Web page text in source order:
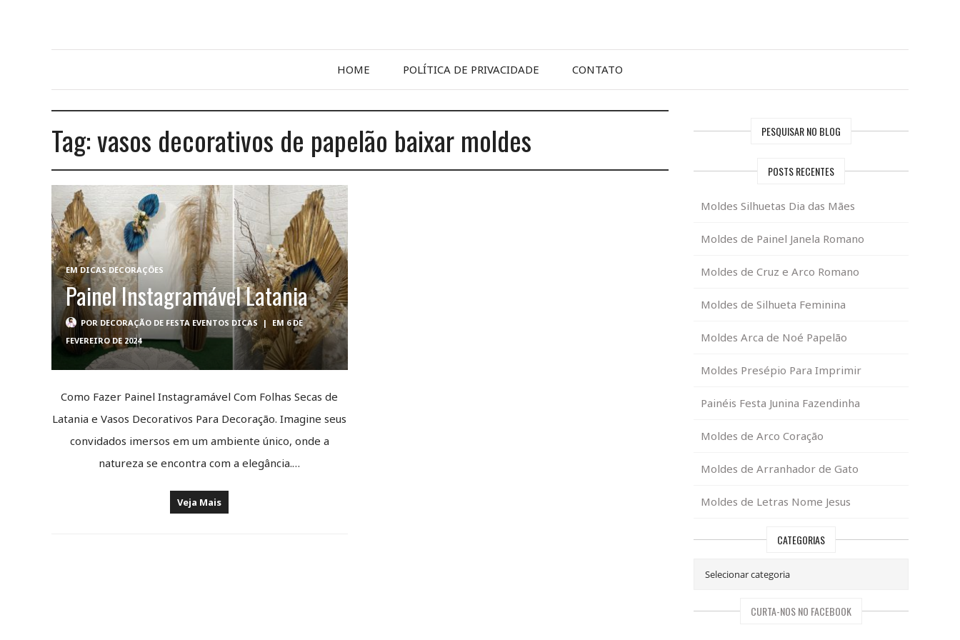
HOME POLÍTICA DE PRIVACIDADE CONTATO
Tag:vasos decorativos de papelão baixar moldes
EMDICAS DECORAÇÕES
Painel Instagramável Latania
POR DECORAÇÃO DE FESTA EVENTOS DICAS |
EM 6 DE
FEVEREIRO DE 2024
Como Fazer Painel Instagramável Com Folhas Secas de
Latania e Vasos Decorativos Para Decoração. Imagine seus
convidados imersos em um ambiente único, onde a
natureza se encontra com a elegância.…
Veja Mais
PESQUISAR NO BLOG
POSTS RECENTES
Moldes Silhuetas Dia das Mães
Moldes de Painel Janela Romano
Moldes de Cruz e Arco Romano
Moldes de Silhueta Feminina
Moldes Arca de Noé Papelão
Moldes Presépio Para Imprimir
Painéis Festa Junina Fazendinha
Moldes de Arco Coração
Moldes de Arranhador de Gato
Moldes de Letras Nome Jesus
CATEGORIAS
CURTA-NOS NO FACEBOOK